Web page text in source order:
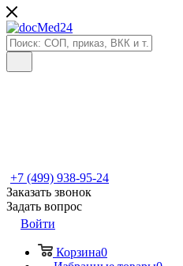
+7 (499) 938-95-24
Заказать звонок
Задать вопрос
Войти
Корзина0